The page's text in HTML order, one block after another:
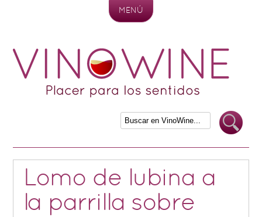
MENÚ
Lomo de lubina a
la parrilla sobre